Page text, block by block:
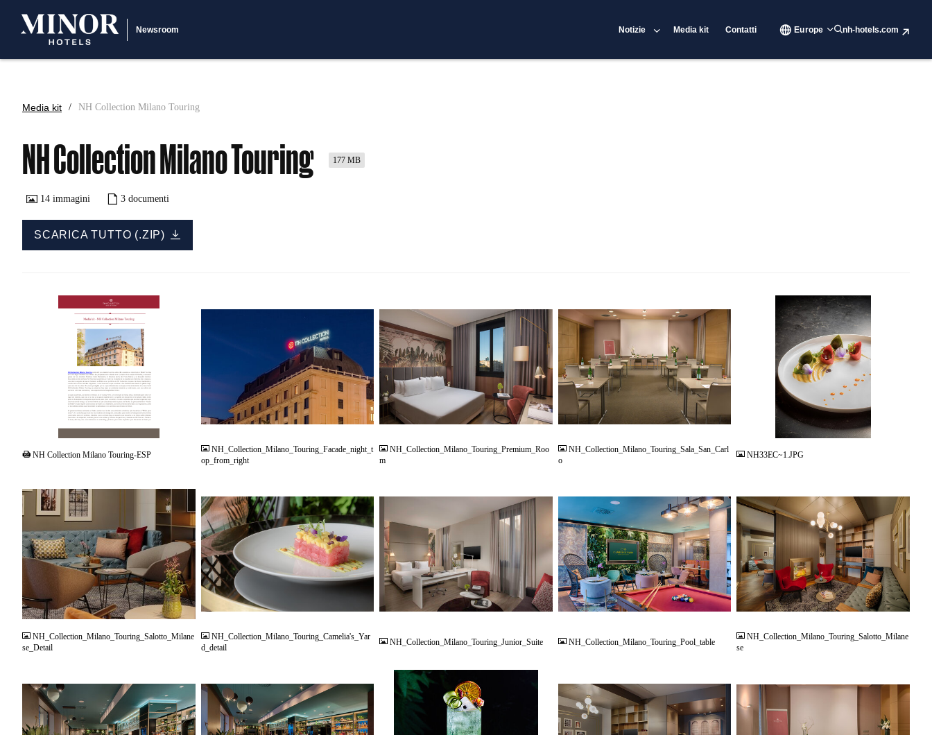
Newsroom Notizie Media kit Contatti Europe nh-hotels.com
Media kit NH Collection Milano Touring
NH Collection Milano Touring 177 MB
14 immagini 3 documenti
SCARICA TUTTO (.ZIP)
NH Collection Milano Touring-ESP
JPG
NH_Collection_Milano_Touring_Facade_night_t
op_from_right
JPG
NH_Collection_Milano_Touring_Premium_Roo
m
JPG
NH_Collection_Milano_Touring_Sala_San_Carl
o
NH33EC~1.JPG
JPG
NH_Collection_Milano_Touring_Salotto_Milane
se_Detail
NH_Collection_Milano_Touring_Camelia's_Yar
d_detail
NH_Collection_Milano_Touring_Junior_Suite
JPG
NH_Collection_Milano_Touring_Pool_table
JPG
NH_Collection_Milano_Touring_Salotto_Milane
se